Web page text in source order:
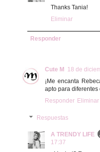
Thanks Tania!
Eliminar
Responder
Cute M
18 de
¡Me encanta
apto para
Responder Eliminar
Respuestas
A TRENDY LIFE
17:37